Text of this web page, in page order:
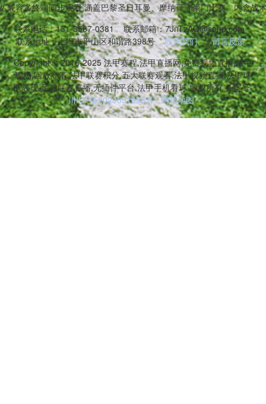
容多终端同步观看,涵盖巴黎圣日耳曼、摩纳哥等豪门比赛。内含
联系电话：131-3567-0381
联系邮箱：7JnTzAQ@sohu.com
联系地址：上海市平山区和谐路398号
联系我们
留言反馈
Copyright © 2016-2025 法甲赛程,法甲直播网,免费视频直播,法甲
现场,回放高清,法甲联赛积分,五大联赛观看,法甲视频直播,法甲球
队表现,足球联赛直播,无插件平台,法甲手机看球 版权所有 备案号:
川ICP备2023051998号 网站地图